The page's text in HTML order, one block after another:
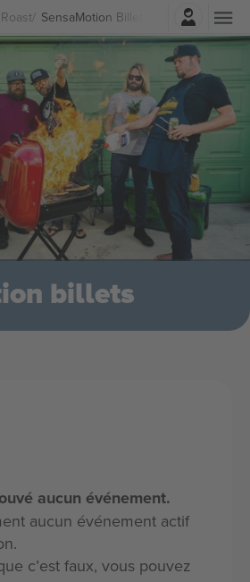
SensaMotion Billets
Connexion
billets
aucun événement.
aucun événement actif
c’est faux, vous pouvez